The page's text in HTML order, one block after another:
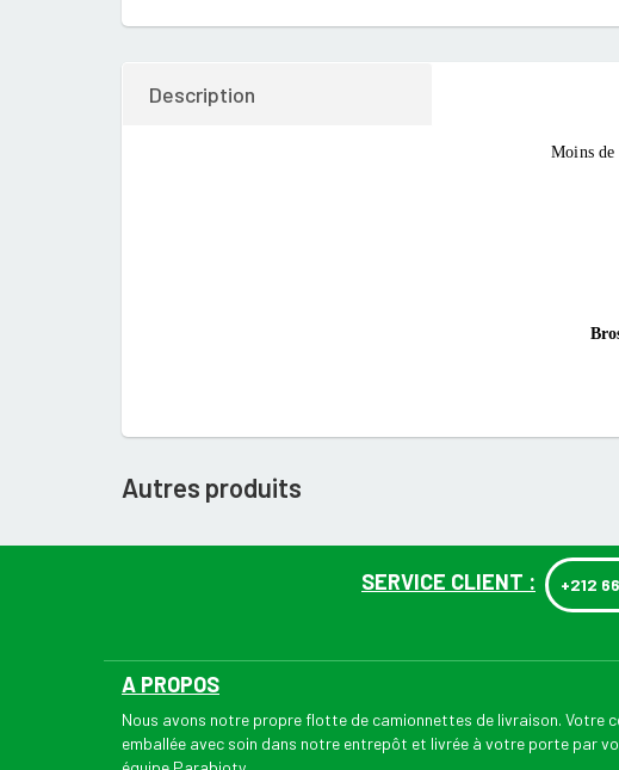
Description
Moins de
Autres produits
SERVICE CLIENT : +212
A PROPOS
Nous avons notre propre flotte de camionnettes de livraison. Votre
emballée avec soin dans notre entrepôt et livrée à votre porte par